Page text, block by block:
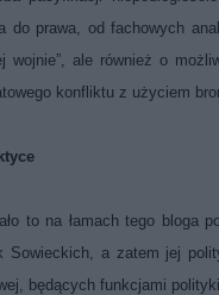
prawa, od fachowych
wojnie”, ale również o
konfliktu z użyciem
to na łamach tego bloga
Sowieckich, a zatem jej
będących funkcjami